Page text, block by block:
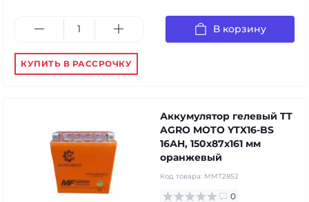
В корзину
КУПИТЬ В РАССРОЧКУ
Аккумулятор гелевый TT
AGRO MOTO YTX16-BS
16АH, 150х87х161 мм
оранжевый
Код товара: MMT2852
0